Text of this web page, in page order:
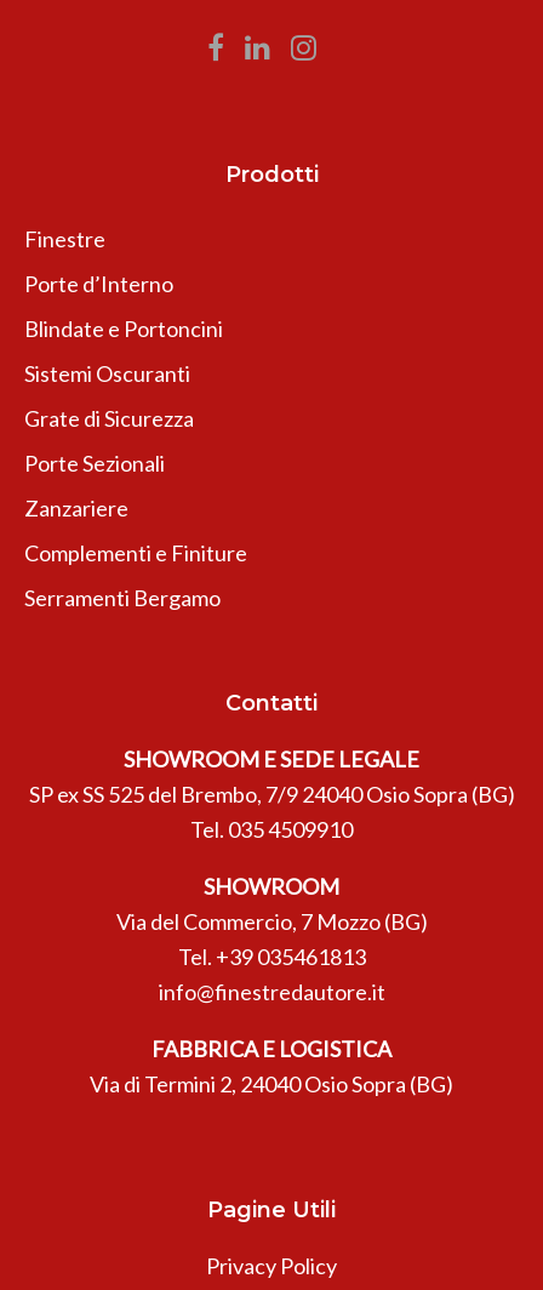
Prodotti
Finestre
Porte d’Interno
Blindate e Portoncini
Sistemi Oscuranti
Grate di Sicurezza
Porte Sezionali
Zanzariere
Complementi e Finiture
Serramenti Bergamo
Contatti
SHOWROOM E SEDE LEGALE
SP ex SS 525 del Brembo, 7/9 24040 Osio Sopra (BG)
Tel. 035 4509910
SHOWROOM
Via del Commercio, 7 Mozzo (BG)
Tel. +39 035461813
info@finestredautore.it
FABBRICA E LOGISTICA
Via di Termini 2, 24040 Osio Sopra (BG)
Pagine Utili
Privacy Policy